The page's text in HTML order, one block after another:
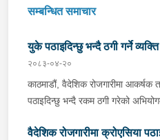
सम्बन्धित समाचार
युके पठाइदिन्छु भन्दै ठगी गर्ने
२०८३-०४-२०
काठमाडौं, वैदेशिक रोजगारीमा आकर्षक
पठाइदिन्छु भन्दै रकम ठगी गरेको
मंगलबार प्रहरीले पक्राउ गरेको छ ।
वैदेशिक रोजगारीमा क्रोएसिया